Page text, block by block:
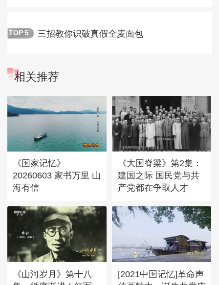
TOP 5 三招教你识破真假全麦面包
相关推荐
《国家记忆》
20260603 家书万里 山
海有信
《大国脊梁》第2集：
建国之际 国民党与共
产党都在争取人才
《山河岁月》第十八
[2021中国记忆]革命声